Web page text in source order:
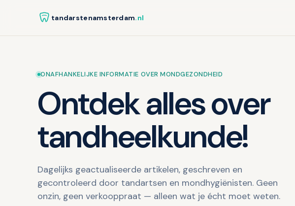
tandarstenamsterdam.nl
ONAFHANKELIJKE INFORMATIE OVER MONDGEZONDHEID
Ontdek alles over
tandheelkunde!
Dagelijks geactualiseerde artikelen, geschreven en
gecontroleerd door tandartsen en mondhygiënisten. Geen
onzin, geen verkooppraat — alleen wat je écht moet weten.